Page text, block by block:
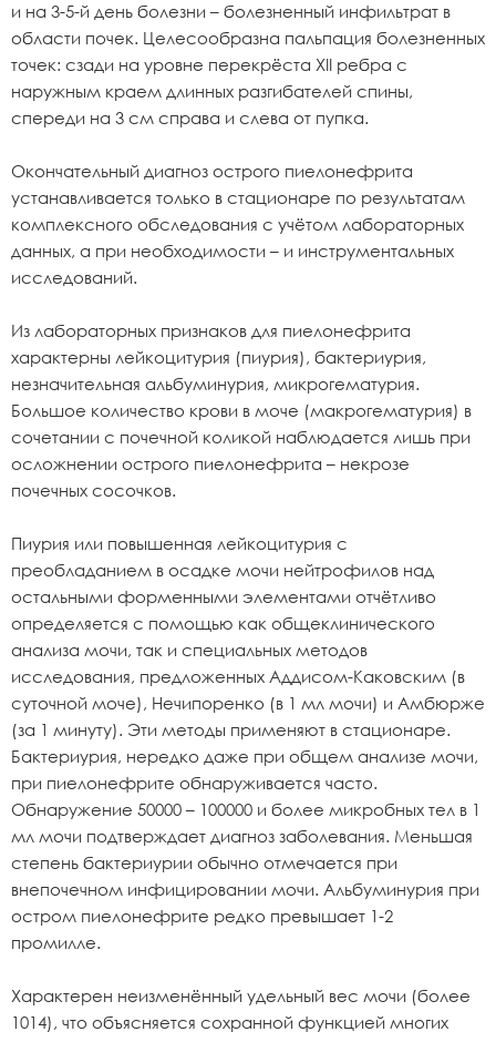
и на 3-5-й день болезни – болезненный инфильтрат в
области почек. Целесообразна пальпация болезненных
точек: сзади на уровне перекрёста XII ребра с
наружным краем длинных разгибателей спины,
спереди на 3 см справа и слева от пупка.
Окончательный диагноз острого пиелонефрита
устанавливается только в стационаре по результатам
комплексного обследования с учётом лабораторных
данных, а при необходимости – и инструментальных
исследований.
Из лабораторных признаков для пиелонефрита
характерны лейкоцитурия (пиурия), бактериурия,
незначительная альбуминурия, микрогематурия.
Большое количество крови в моче (макрогематурия) в
сочетании с почечной коликой наблюдается лишь при
осложнении острого пиелонефрита – некрозе
почечных сосочков.
Пиурия или повышенная лейкоцитурия с
преобладанием в осадке мочи нейтрофилов над
остальными форменными элементами отчётливо
определяется с помощью как общеклинического
анализа мочи, так и специальных методов
исследования, предложенных Аддисом-Каковским (в
суточной моче), Нечипоренко (в 1 мл мочи) и Амбюрже
(за 1 минуту). Эти методы применяют в стационаре.
Бактериурия, нередко даже при общем анализе мочи,
при пиелонефрите обнаруживается часто.
Обнаружение 50000 – 100000 и более микробных тел в 1
мл мочи подтверждает диагноз заболевания. Меньшая
степень бактериурии обычно отмечается при
внепочечном инфицировании мочи. Альбуминурия при
остром пиелонефрите редко превышает 1-2
промилле.
Характерен неизменённый удельный вес мочи (более
1014), что объясняется сохранной функцией многих